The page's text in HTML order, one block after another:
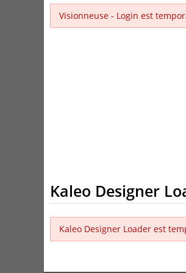
Visionneuse - Login est
Kaleo Designer
Kaleo Designer Loader est